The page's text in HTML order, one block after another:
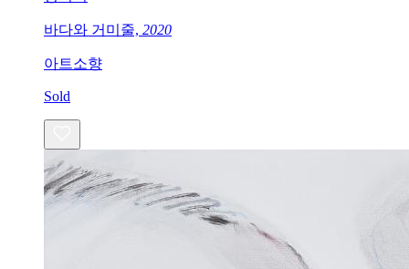
바다와 거미줄, 2020
아트소향
Sold